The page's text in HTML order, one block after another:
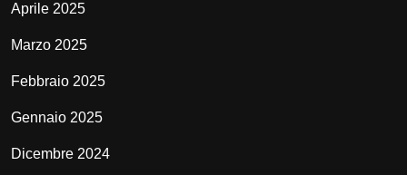
Aprile 2025
Marzo 2025
Febbraio 2025
Gennaio 2025
Dicembre 2024